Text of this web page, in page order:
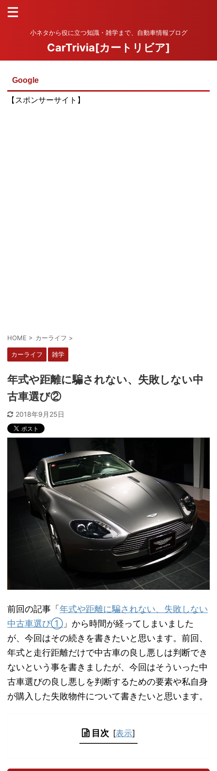
小ネタから役に立つ知識・雑学まで、自動車情報ブログ
CarTrivia[カートリビア]
Google
【スポンサーサイト】
HOME > カーライフ >
カーライフ 雑学
年式や距離に騙されない、失敗しない中
古車選び②
2018年9月25日
前回の記事「年式や距離に騙されない、失敗しない
中古車選び① 」から時間が経ってしまいました
が、今回はその続きを書きたいと思います。前回、
年式と走行距離だけで中古車の良し悪しは判断でき
ないという事を書きましたが、今回はそういった中
古車選びの良し悪しを判断するための要素や私自身
が購入した失敗物件について書きたいと思います。
目次 [表示]